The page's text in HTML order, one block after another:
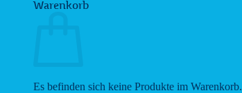
Warenkorb
Es befinden sich keine Produkte im Warenkorb.